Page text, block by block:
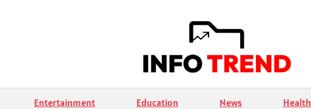
Entertainment Education News Health